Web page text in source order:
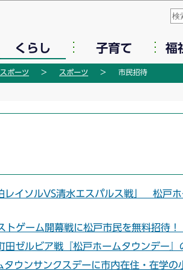
この
くらし 子育て 福
ポーツ スポーツ 市民招待
イソルVS清水エスパルス戦」 松戸
ゲーム開幕戦に松戸市民を無料招待！
ルビア戦『松戸ホームタウンデー』
ウンサンクスデーに市内在住・在学